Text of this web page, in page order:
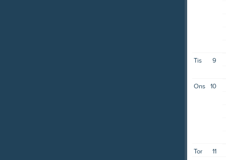
9
Tis
10
Ons
11
Tor